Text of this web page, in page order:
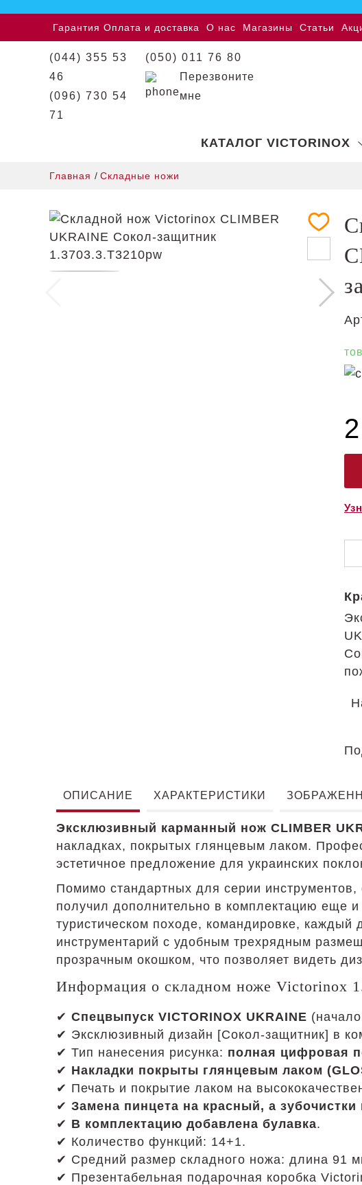
Гарантия Оплата и доставка О нас Магазины Статьи
(044) 355 53
46
(096) 730 54
71
(050) 011 76 80
Перезвоните
мне
КАТАЛОГ VICTORINOX
Главная / Складные ножи
ОПИСАНИЕ ХАРАКТЕРИСТИКИ
Эксклюзивный карманный нож CLIMBER
накладках, покрытых глянцевым лаком.
эстетичное предложение для украинских
Помимо стандартных для серии
получил дополнительно в комплектацию еще
туристическом походе, командировке,
инструментарий с удобным трехрядным
прозрачным окошком, что позволяет видеть
Информация о складном ноже Victorinox
✔ Спецвыпуск VICTORINOX UKRAINE
✔ Эксклюзивный дизайн [Сокол-защитник] в
✔ Тип нанесения рисунка: полная цифровая
✔ Накладки покрыты глянцевым лаком
✔ Печать и покрытие лаком на
✔ Замена пинцета на красный, а
✔ В комплектацию добавлена булавка.
✔ Количество функций: 14+1.
✔ Средний размер складного ножа: длина 91
✔ Презентабельная подарочная коробка